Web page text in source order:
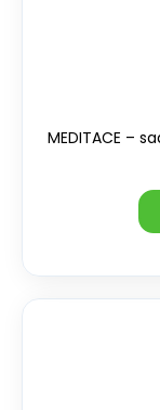
MEDITACE –